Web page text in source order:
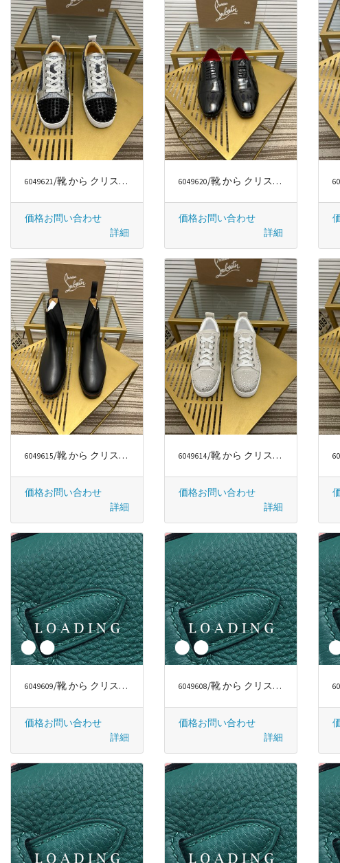
6049621/靴 から クリスチャンルブタン/CHRISTIAN LOUBOUTIN
価格お問い合わせ
詳細
6049620/靴 から クリスチャンルブタン/CHRISTIAN LOUBOUTIN
価格お問い合わせ
詳細
6049615/靴 から クリスチャンルブタン/CHRISTIAN LOUBOUTIN
価格お問い合わせ
詳細
6049614/靴 から クリスチャンルブタン/CHRISTIAN LOUBOUTIN
価格お問い合わせ
詳細
6049609/靴 から クリスチャンルブタン/CHRISTIAN LOUBOUTIN
価格お問い合わせ
詳細
6049608/靴 から クリスチャンルブタン/CHRISTIAN LOUBOUTIN
価格お問い合わせ
詳細